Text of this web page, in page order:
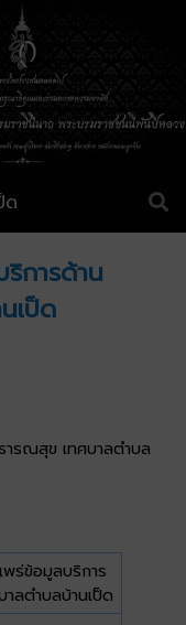
ด
การด้าน
เป็ด
ารณสุข เทศบาลตำบล
พร่ข้อมูลบริการ
ลตำบลบ้านเป็ด